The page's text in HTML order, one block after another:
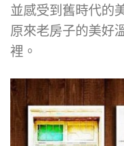
並感受到舊時代的
原來老房子的美好
裡。